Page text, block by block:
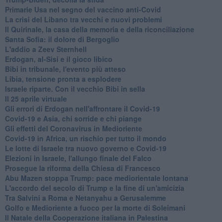
Primarie Usa nel segno del vaccino anti-Covid
La crisi del Libano tra vecchi e nuovi problemi
Il Quirinale, la casa della memoria e della riconciliazione
Santa Sofia: il dolore di Bergoglio
L'addio a ​Zeev Sternhell
Erdogan, al-Sisi e il gioco libico
Bibi in tribunale, l'evento più atteso
Libia, tensione pronta a esplodere
Israele riparte. Con il vecchio Bibi in sella
Il 25 aprile virtuale
Gli errori di Erdogan nell'affrontare il Covid-19
Covid-19 e Asia, chi sorride e chi piange
Gli effetti del Coronavirus in Medioriente
Covid-19 in Africa, un rischio per tutto il mondo
Le lotte di Israele tra nuovo governo e Covid-19
Elezioni in Israele, l'allungo finale del Falco
Prosegue la riforma della Chiesa di Francesco
Abu Mazen stoppa Trump: pace mediorientale lontana
L'accordo del secolo di Trump e la fine di un'amicizia
Tra Salvini a Roma e Netanyahu a Gerusalemme
Golfo e Medioriente a fuoco per la morte di Soleimani
Il Natale della Cooperazione italiana in Palestina